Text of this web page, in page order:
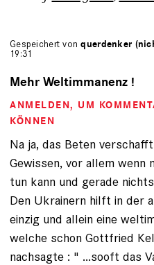
Gespeichert vonquerdenker
19:31
Mehr Weltimmanenz !
ANMELDEN, UM
KÖNNEN
Na ja, das Beten
Gewissen, vor allem wenn
tun kann und gerade
Den Ukrainern hilft in der
einzig und allein eine
welche schon Gottfried
nachsagte : " ...sooft das